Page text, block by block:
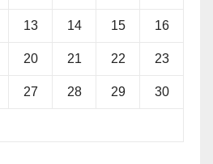
13 14 15 16
20 21 22 23
27 28 29 30